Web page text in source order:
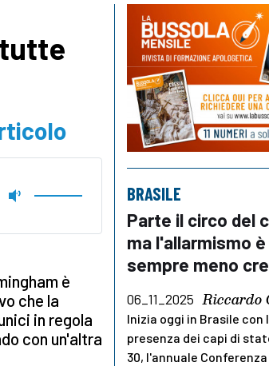
è
che la
in regola
con un'altra
BRASILE
Parte il circo del
ma l'allarmismo è
sempre meno
06_11_2025 Riccardo
Inizia oggi in Brasile con
presenza dei capi di
30, l'annuale Conferenza